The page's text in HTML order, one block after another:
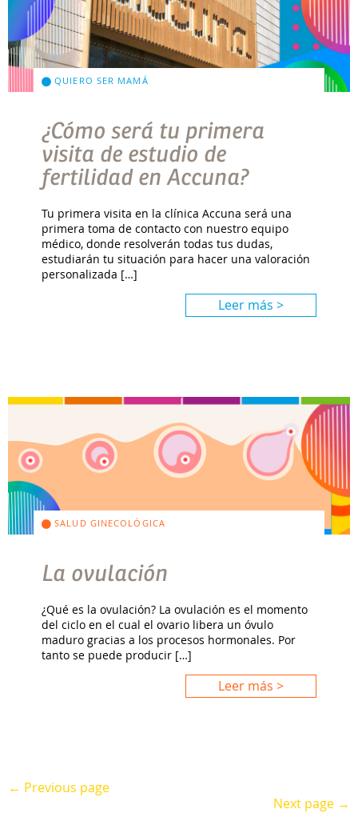
QUIERO SER MAMÁ
¿Cómo será tu primera
visita de estudio de
fertilidad en Accuna?
Tu primera visita en la clínica Accuna será una
primera toma de contacto con nuestro equipo
médico, donde resolverán todas tus dudas,
estudiarán tu situación para hacer una valoración
personalizada […]
Leer más >
SALUD GINECOLÓGICA
La ovulación
¿Qué es la ovulación? La ovulación es el momento
del ciclo en el cual el ovario libera un óvulo
maduro gracias a los procesos hormonales. Por
tanto se puede producir […]
Leer más >
← Previous page
Next page →